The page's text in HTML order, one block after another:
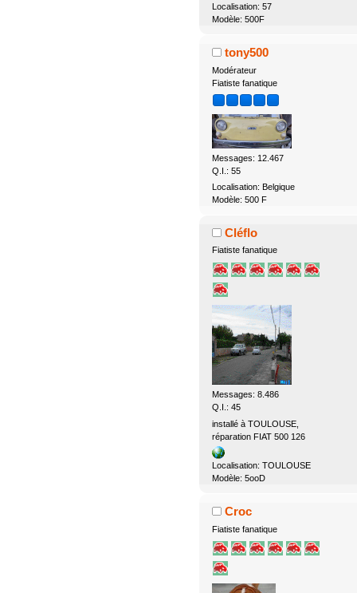
Localisation: 57
Modèle: 500F
tony500
Modérateur
Fiatiste fanatique
Messages: 12.467
Q.I.: 55
Localisation: Belgique
Modèle: 500 F
Cléflo
Fiatiste fanatique
Messages: 8.486
Q.I.: 45
installé à TOULOUSE,
réparation FIAT 500 126
Localisation: TOULOUSE
Modèle: 5ooD
Croc
Fiatiste fanatique